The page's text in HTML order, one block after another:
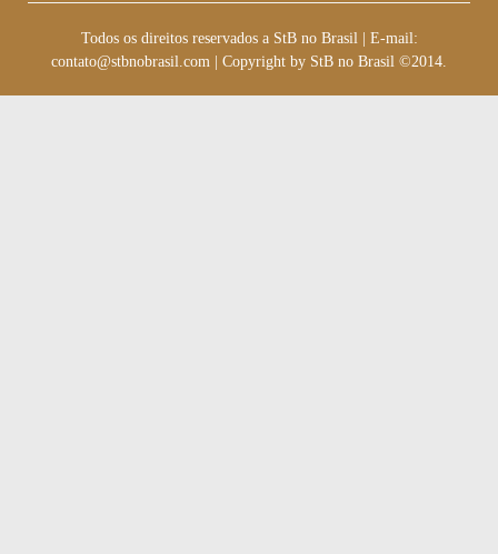
Todos os direitos reservados a StB no Brasil
E-mail:
contato@stbnobrasil.com
Copyright by StB no Brasil ©2014.